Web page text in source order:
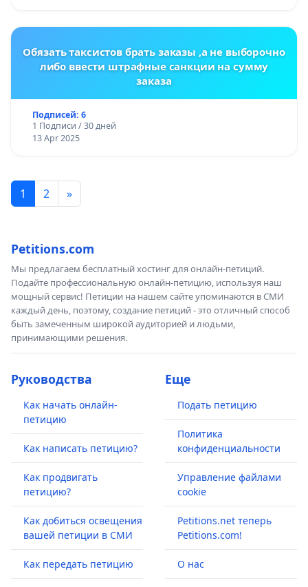
Обязать таксистов брать заказы ,а не выборочно
либо ввести штрафные санкции на сумму
заказа
Подписей: 6
1 Подписи / 30 дней
13 Apr 2025
1 2 »
Petitions.com
Мы предлагаем бесплатный хостинг для онлайн-петиций.
Подайте профессиональную онлайн-петицию, используя наш
мощный сервис! Петиции на нашем сайте упоминаются в СМИ
каждый день, поэтому, создание петиций - это отличный способ
быть замеченным широкой аудиторией и людьми,
принимающими решения.
Руководства
Как начать онлайн-
петицию
Как написать петицию?
Как продвигать
петицию?
Как добиться освещения
вашей петиции в СМИ
Как передать петицию
Еще
Подать петицию
Политика
конфиденциальности
Управление файлами
cookie
Petitions.net теперь
Petitions.com!
О нас